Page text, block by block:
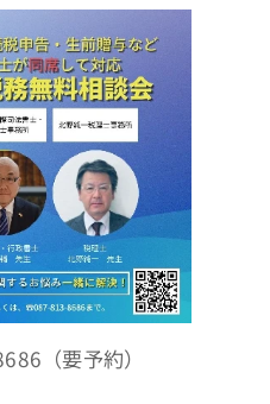
（要予約）